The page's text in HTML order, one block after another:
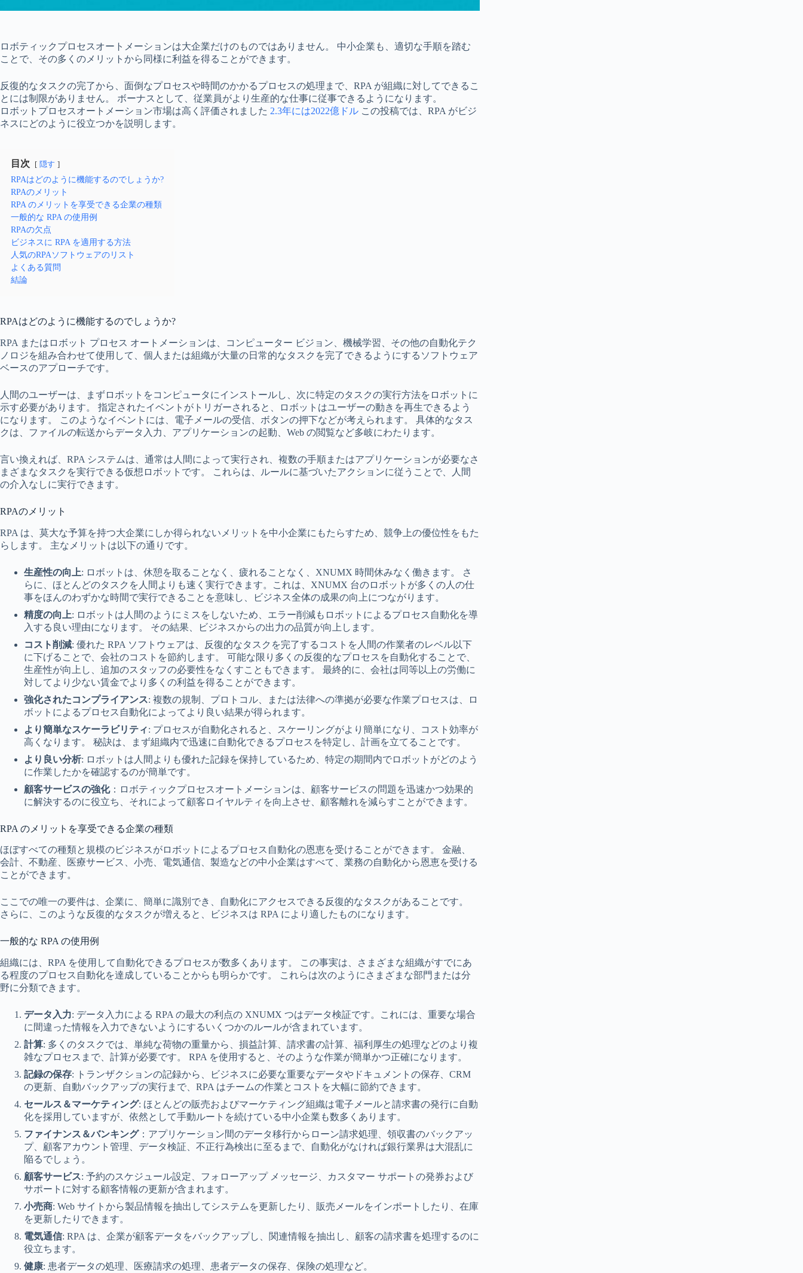
ロボティックプロセスオートメーションは大企業だけのものではありません。 中小企業も、適切な手順を踏む
ことで、その多くのメリットから同様に利益を得ることができます。
反復的なタスクの完了から、面倒なプロセスや時間のかかるプロセスの処理まで、RPA が組織に対してできるこ
とには制限がありません。 ボーナスとして、従業員がより生産的な仕事に従事できるようになります。
ロボットプロセスオートメーション市場は高く評価されました 2.3年には2022億ドル この投稿では、RPA がビジ
ネスにどのように役立つかを説明します。
目次 隠す
RPAはどのように機能するのでしょうか?
RPAのメリット
RPA のメリットを享受できる企業の種類
一般的な RPA の使用例
RPAの欠点
ビジネスに RPA を適用する方法
人気のRPAソフトウェアのリスト
よくある質問
結論
RPAはどのように機能するのでしょうか?
RPA またはロボット プロセス オートメーションは、コンピューター ビジョン、機械学習、その他の自動化テク
ノロジを組み合わせて使用​​して、個人または組織が大量の日常的なタスクを完了できるようにするソフトウェア
ベースのアプローチです。
人間のユーザーは、まずロボットをコンピュータにインストールし、次に特定のタスクの実行方法をロボットに
示す必要があります。 指定されたイベントがトリガーされると、ロボットはユーザーの動きを再生できるよう
になります。 このようなイベントには、電子メールの受信、ボタンの押下などが考えられます。 具体的なタス
クは、ファイルの転送からデータ入力、アプリケーションの起動、Web の閲覧など多岐にわたります。
言い換えれば、RPA システムは、通常は人間によって実行され、複数の手順またはアプリケーションが必要なさ
まざまなタスクを実行できる仮想ロボットです。 これらは、ルールに基づいたアクションに従うことで、人間
の介入なしに実行できます。
RPAのメリット
RPA は、莫大な予算を持つ大企業にしか得られないメリットを中小企業にもたらすため、競争上の優位性をもた
らします。 主なメリットは以下の通りです。
生産性の向上: ロボットは、休憩を取ることなく、疲れることなく、XNUMX 時間休みなく働きます。 さ
らに、ほとんどのタスクを人間よりも速く実行できます。これは、XNUMX 台のロボットが多くの人の仕
事をほんのわずかな時間で実行できることを意味し、ビジネス全体の成果の向上につながります。
精度の向上: ロボットは人間のようにミスをしないため、エラー削減もロボットによるプロセス自動化を導
入する良い理由になります。 その結果、ビジネスからの出力の品質が向上します。
コスト削減: 優れた RPA ソフトウェアは、反復的なタスクを完了するコストを人間の作業者のレベル以下
に下げることで、会社のコストを節約します。 可能な限り多くの反復的なプロセスを自動化することで、
生産性が向上し、追加のスタッフの必要性をなくすこともできます。 最終的に、会社は同等以上の労働に
対してより少ない賃金でより多くの利益を得ることができます。
強化されたコンプライアンス: 複数の規制、プロトコル、または法律への準拠が必要な作業プロセスは、ロ
ボットによるプロセス自動化によってより良い結果が得られます。
より簡単なスケーラビリティ: プロセスが自動化されると、スケーリングがより簡単になり、コスト効率が
高くなります。 秘訣は、まず組織内で迅速に自動化できるプロセスを特定し、計画を立てることです。
より良い分析: ロボットは人間よりも優れた記録を保持しているため、特定の期間内でロボットがどのよう
に作業したかを確認するのが簡単です。
顧客サービスの強化：ロボティックプロセスオートメーションは、顧客サービスの問題を迅速かつ効果的
に解決するのに役立ち、それによって顧客ロイヤルティを向上させ、顧客離れを減らすことができます。
RPA のメリットを享受できる企業の種類
ほぼすべての種類と規模のビジネスがロボットによるプロセス自動化の恩恵を受けることができます。 金融、
会計、不動産、医療サービス、小売、電気通信、製造などの中小企業はすべて、業務の自動化から恩恵を受ける
ことができます。
ここでの唯一の要件は、企業に、簡単に識別でき、自動化にアクセスできる反復的なタスクがあることです。
さらに、このような反復的なタスクが増えると、ビジネスは RPA により適したものになります。
一般的な RPA の使用例
組織には、RPA を使用して自動化できるプロセスが数多くあります。 この事実は、さまざまな組織がすでにあ
る程度のプロセス自動化を達成していることからも明らかです。 これらは次のようにさまざまな部門または分
野に分類できます。
データ入力: データ入力による RPA の最大の利点の XNUMX つはデータ検証です。これには、重要な場合
に間違った情報を入力できないようにするいくつかのルールが含まれています。
計算: 多くのタスクでは、単純な荷物の重量から、損益計算、請求書の計算、福利厚生の処理などのより複
雑なプロセスまで、計算が必要です。 RPA を使用すると、そのような作業が簡単かつ正確になります。
記録の保存: トランザクションの記録から、ビジネスに必要な重要なデータやドキュメントの保存、CRM
の更新、自動バックアップの実行まで、RPA はチームの作業とコストを大幅に節約できます。
セールス＆マーケティング: ほとんどの販売およびマーケティング組織は電子メールと請求書の発行に自動
化を採用していますが、依然として手動ルートを続けている中小企業も数多くあります。
ファイナンス＆バンキング：アプリケーション間のデータ移行からローン請求処理、領収書のバックアッ
プ、顧客アカウント管理、データ検証、不正行為検出に至るまで、自動化がなければ銀行業界は大混乱に
陥るでしょう。
顧客サービス: 予約のスケジュール設定、フォローアップ メッセージ、カスタマー サポートの発券および
サポートに対する顧客情報の更新が含まれます。
小売商: Web サイトから製品情報を抽出してシステムを更新したり、販売メールをインポートしたり、在庫
を更新したりできます。
電気通信: RPA は、企業が顧客データをバックアップし、関連情報を抽出し、顧客の請求書を処理するのに
役立ちます。
健康: 患者データの処理、医療請求の処理、患者データの保存、保険の処理など。